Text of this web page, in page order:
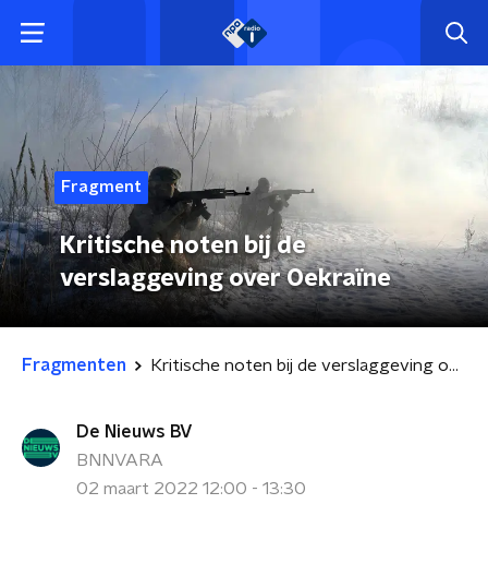
Fragment
Kritische noten bij de
verslaggeving over Oekraïne
Fragmenten Kritische noten bij de verslaggeving over Oekraïne
De Nieuws BV
BNNVARA
02 maart 2022 12:00 - 13:30